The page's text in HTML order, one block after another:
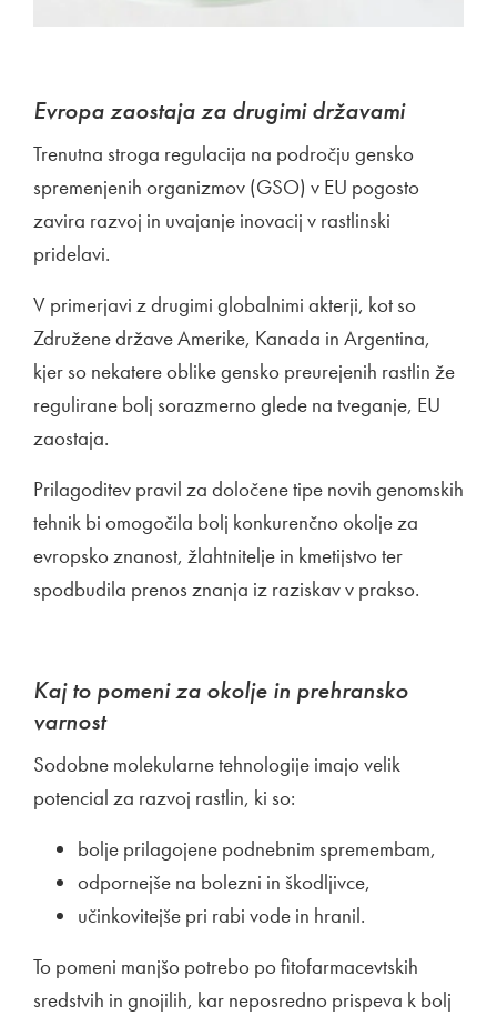
Evropa zaostaja za drugimi državami
Trenutna stroga regulacija na področju gensko
spremenjenih organizmov (GSO) v EU pogosto
zavira razvoj in uvajanje inovacij v rastlinski
pridelavi.
V primerjavi z drugimi globalnimi akterji, kot so
Združene države Amerike, Kanada in Argentina,
kjer so nekatere oblike gensko preurejenih rastlin že
regulirane bolj sorazmerno glede na tveganje, EU
zaostaja.
Prilagoditev pravil za določene tipe novih genomskih
tehnik bi omogočila bolj konkurenčno okolje za
evropsko znanost, žlahtnitelje in kmetijstvo ter
spodbudila prenos znanja iz raziskav v prakso.
Kaj to pomeni za okolje in prehransko
varnost
Sodobne molekularne tehnologije imajo velik
potencial za razvoj rastlin, ki so:
bolje prilagojene podnebnim spremembam,
odpornejše na bolezni in škodljivce,
učinkovitejše pri rabi vode in hranil.
To pomeni manjšo potrebo po fitofarmacevtskih
sredstvih in gnojilih, kar neposredno prispeva k bolj